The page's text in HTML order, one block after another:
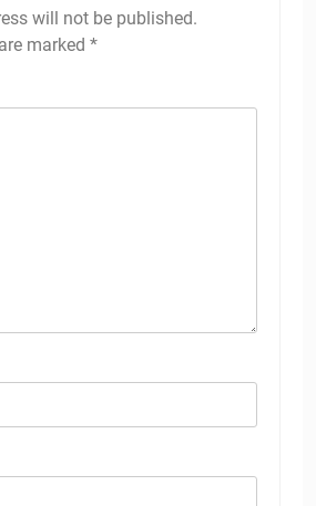
will not be published.
marked *